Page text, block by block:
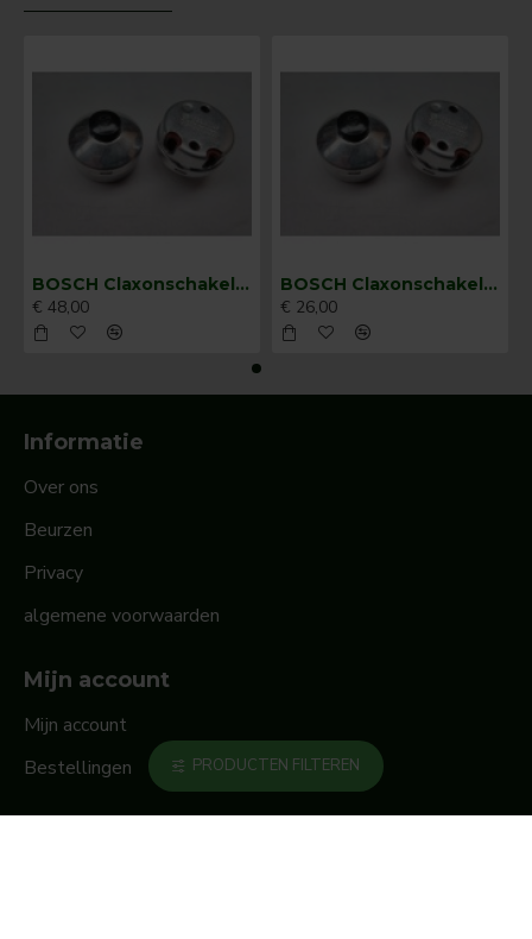
BOSCH Claxonschakelaar opbouw ⌀ 35 mm 0343013001
€ 48,00
BOSCH Claxonschakelaar opbouw ⌀26 mm 0343007001
€ 26,00
Informatie
Over ons
Beurzen
Privacy
algemene voorwaarden
Mijn account
Mijn account
Bestellingen
PRODUCTEN FILTEREN